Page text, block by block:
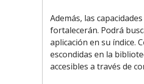
Además, las
fortalecerán. Podrá
aplicación en su índice.
escondidas en la
accesibles a través de